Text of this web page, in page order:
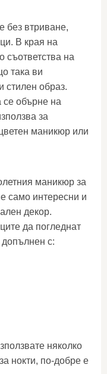
без втриване,
В края на
съответства на
така ви
стилен образ.
обърне на
за
маникюр или
маникюр за
само интересни и
декор.
да погледнат
с:
няколко
нокти, по-добре е